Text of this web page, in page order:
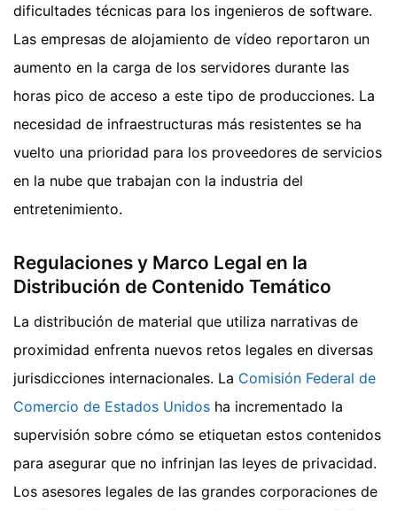
dificultades técnicas para los ingenieros de software.
Las empresas de alojamiento de vídeo reportaron un
aumento en la carga de los servidores durante las
horas pico de acceso a este tipo de producciones. La
necesidad de infraestructuras más resistentes se ha
vuelto una prioridad para los proveedores de servicios
en la nube que trabajan con la industria del
entretenimiento.
Regulaciones y Marco Legal en la
Distribución de Contenido Temático
La distribución de material que utiliza narrativas de
proximidad enfrenta nuevos retos legales en diversas
jurisdicciones internacionales. La Comisión Federal de
Comercio de Estados Unidos ha incrementado la
supervisión sobre cómo se etiquetan estos contenidos
para asegurar que no infrinjan las leyes de privacidad.
Los asesores legales de las grandes corporaciones de